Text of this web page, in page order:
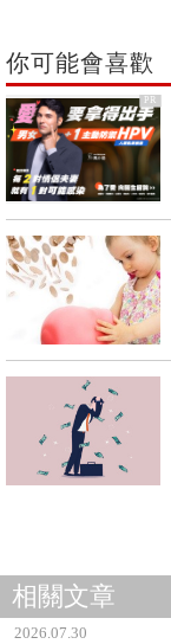
你可能會喜歡
PR
相關文章
2026.07.30